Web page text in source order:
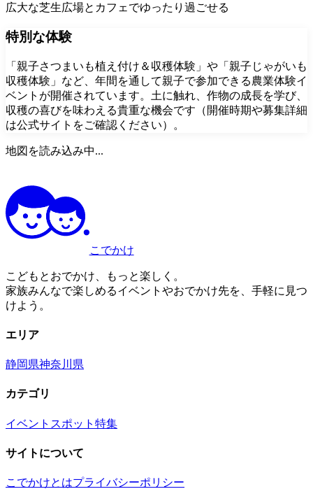
広大な芝生広場とカフェでゆったり過ごせる
特別な体験
「親子さつまいも植え付け＆収穫体験」や「親子じゃがいも
収穫体験」など、年間を通して親子で参加できる農業体験イ
ベントが開催されています。土に触れ、作物の成長を学び、
収穫の喜びを味わえる貴重な機会です（開催時期や募集詳細
は公式サイトをご確認ください）。
地図を読み込み中...
こでかけ
こどもとおでかけ、もっと楽しく。
家族みんなで楽しめるイベントやおでかけ先を、手軽に見つ
けよう。
エリア
静岡県神奈川県
カテゴリ
イベント スポット 特集
サイトについて
こでかけとはプライバシーポリシー